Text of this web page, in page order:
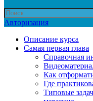
Авторизация
Описание курса
Самая первая глава
Справочная
Как
Где
Типовые